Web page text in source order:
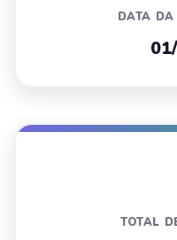
DATA
TOTAL